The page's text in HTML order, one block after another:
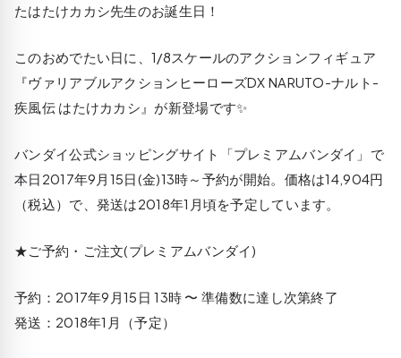
たはたけカカシ先生のお誕生日！
このおめでたい日に、1/8スケールのアクションフィギュア
『ヴァリアブルアクションヒーローズDX NARUTO-ナルト-
疾風伝 はたけカカシ』が新登場です✨
バンダイ公式ショッピングサイト「プレミアムバンダイ」で
本日2017年9月15日(金)13時～予約が開始。価格は14,904円
（税込）で、発送は2018年1月頃を予定しています。
★ご予約・ご注文(プレミアムバンダイ)
予約：2017年9月15日 13時 〜 準備数に達し次第終了
発送：2018年1月（予定）